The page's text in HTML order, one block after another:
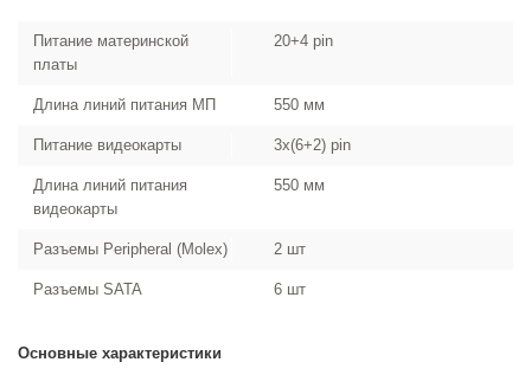
Питание материнской
платы
20+4 pin
Длина линий питания МП 550 мм
Питание видеокарты 3х(6+2) pin
Длина линий питания
видеокарты
550 мм
Разъемы Peripheral (Molex) 2 шт
Разъемы SATA 6 шт
Основные характеристики